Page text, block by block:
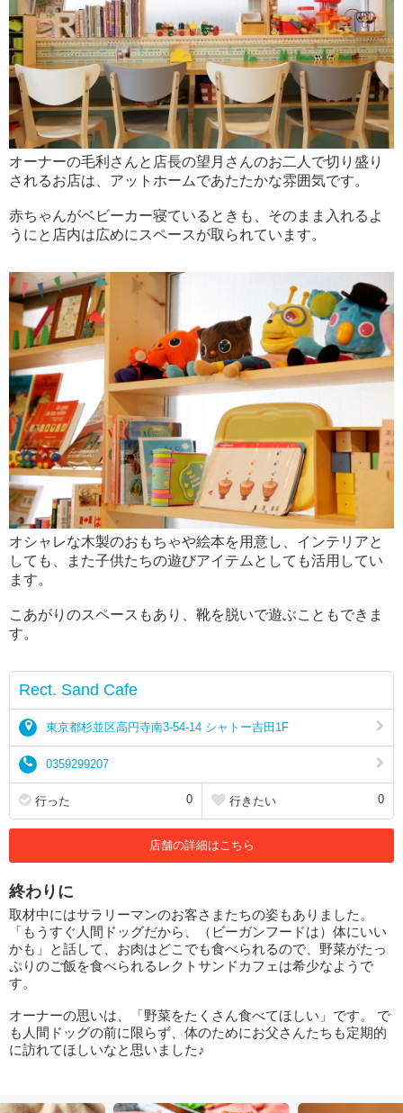
オーナーの毛利さんと店長の望月さんのお二人で切り盛り
されるお店は、アットホームであたたかな雰囲気です。
赤ちゃんがベビーカー寝ているときも、そのまま入れるよ
うにと店内は広めにスペースが取られています。
オシャレな木製のおもちゃや絵本を用意し、インテリアと
しても、また子供たちの遊びアイテムとしても活用してい
ます。
こあがりのスペースもあり、靴を脱いで遊ぶこともできま
す。
Rect. Sand Cafe
東京都杉並区高円寺南3-54-14 シャトー吉田1F
0359299207
行った 0 行きたい 0
店舗の詳細はこちら
終わりに
取材中にはサラリーマンのお客さまたちの姿もありました。
「もうすぐ人間ドッグだから、（ビーガンフードは）体にいい
かも」と話して、お肉はどこでも食べられるので、野菜がたっ
ぷりのご飯を食べられるレクトサンドカフェは希少なようで
す。
オーナーの思いは、「野菜をたくさん食べてほしい」です。 で
も人間ドッグの前に限らず、体のためにお父さんたちも定期的
に訪れてほしいなと思いました♪